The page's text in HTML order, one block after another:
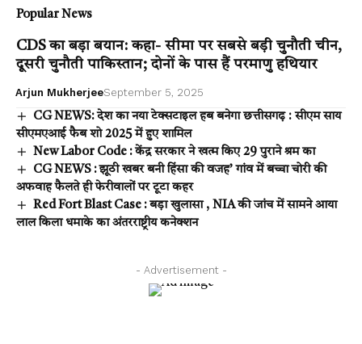
Popular News
CDS का बड़ा बयान: कहा- सीमा पर सबसे बड़ी चुनौती चीन,
दूसरी चुनौती पाकिस्तान; दोनों के पास हैं परमाणु हथियार
Arjun MukherjeeSeptember 5, 2025
CG NEWS: देश का नया टेक्सटाइल हब बनेगा छत्तीसगढ़ : सीएम साय
सीएमएआई फैब शो 2025 में हुए शामिल
New Labor Code : केंद्र सरकार ने खत्म किए 29 पुराने श्रम का
CG NEWS : झूठी खबर बनी हिंसा की वजह’ गांव में बच्चा चोरी की
अफवाह फैलते ही फेरीवालों पर टूटा कहर
Red Fort Blast Case : बड़ा खुलासा , NIA की जांच में सामने आया
लाल किला धमाके का अंतरराष्ट्रीय कनेक्शन
- Advertisement -